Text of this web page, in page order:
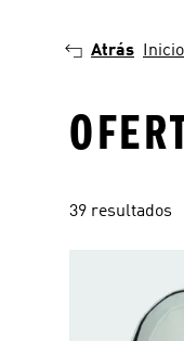
Atrás Inicio
39 resultados